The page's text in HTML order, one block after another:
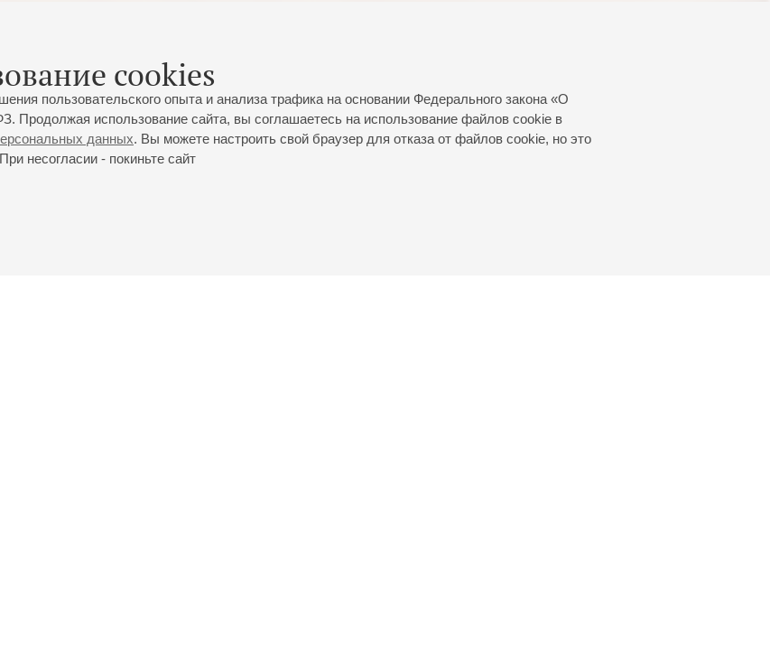
cookies
пользовательского опыта и анализа трафика на основании Федерального закона «О
Продолжая использование сайта, вы соглашаетесь на использование файлов cookie в
данных. Вы можете настроить свой браузер для отказа от файлов cookie, но это
несогласии - покиньте сайт